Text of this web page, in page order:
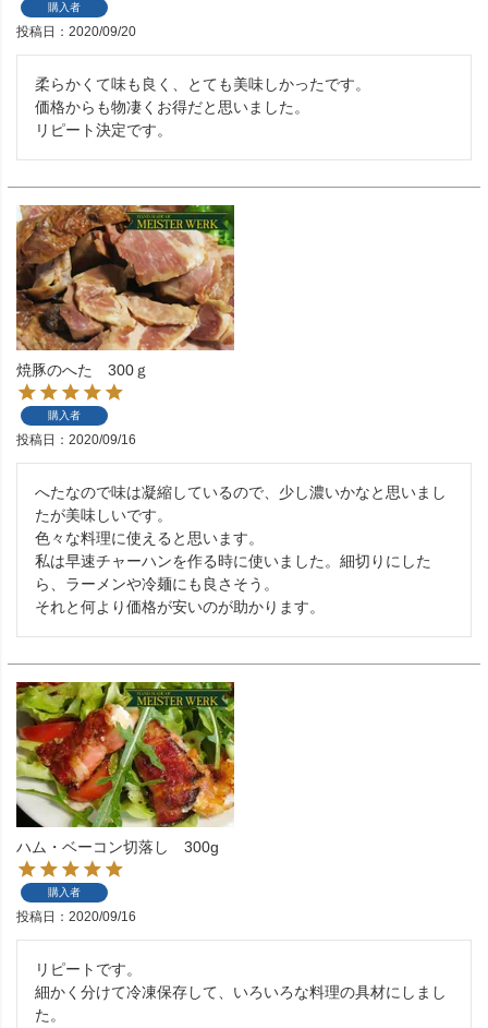
購入者
投稿日 2020/09/20
柔らかくて味も良く、とても美味しかったです。
価格からも物凄くお得だと思いました。
焼豚のへた 300ｇ
購入者
投稿日 2020/09/16
へたなので味は凝縮しているので、少し濃いかなと思いまし
たが美味しいです。
色々な料理に使えると思います。
私は早速チャーハンを作る時に使いました。細切りにした
ら、ラーメンや冷麺にも良さそう。
ハム・ベーコン切落し 300g
購入者
投稿日 2020/09/16
リピートです。
細かく分けて冷凍保存して、いろいろな料理の具材にしまし
た。